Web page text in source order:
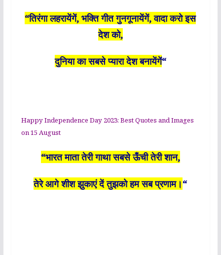
“तिरंगा लहरायेंगें, भक्ति गीत गुनगूनायेंगें, वादा करो इस
देश को,
दुनिया का सबसे प्यारा देश बनायेंगें“
Happy Independence Day 2023: Best Quotes and Images
on 15 August
“भारत माता तेरी गाथा सबसे ऊँची तेरी शान,
तेरे आगे शीश झुकाएं दें तुझको हम सब प्रणाम। “